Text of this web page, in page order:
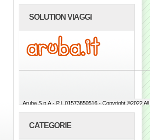
SOLUTION VIAGGI
CATEGORIE